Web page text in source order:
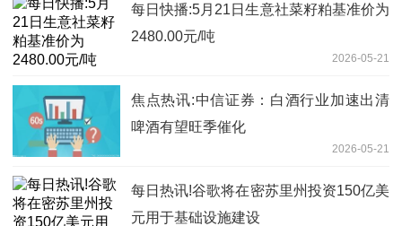
每日快播:5月21日生意社菜籽粕基准价为
2480.00元/吨
2026-05-21
焦点热讯:中信证券：白酒行业加速出清
啤酒有望旺季催化
2026-05-21
每日热讯!谷歌将在密苏里州投资150亿美
元用于基础设施建设